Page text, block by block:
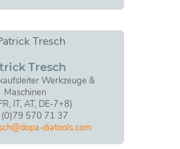
Tresch
Werkzeuge &
Maschinen
IT, AT, DE-7+8)
570 71 37
diatools.com